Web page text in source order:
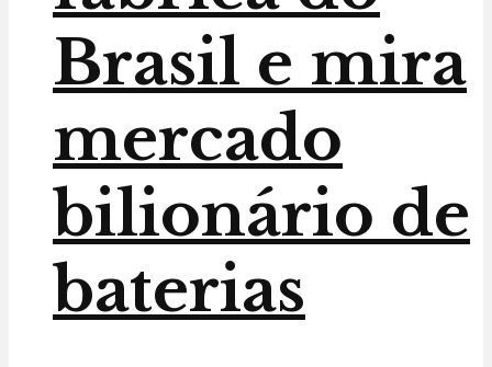
Brasil e mira
mercado
bilionário de
baterias